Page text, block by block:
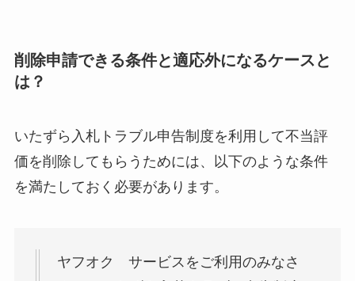
削除申請できる条件と適応外になるケースと
は？
いたずら入札トラブル申告制度を利用して不当評
価を削除してもらうためには、以下のような条件
を満たしておく必要があります。
ヤフオク サービスをご利用のみなさ